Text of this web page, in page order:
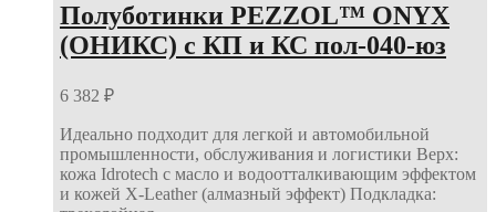
Полуботинки PEZZOL™ ONYX
(ОНИКС) с КП и КС пол-040-юз
6 382 ₽
Идеально подходит для легкой и автомобильной
промышленности, обслуживания и логистики Верх:
кожа Idrotech с масло и водоотталкивающим эффектом
и кожей X-Leather (алмазный эффект) Подкладка: